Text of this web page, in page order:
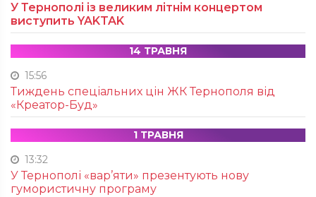
У Тернополі із великим літнім концертом
виступить YAKTAK
14 ТРАВНЯ
15:56
Тиждень спеціальних цін ЖК Тернополя від
«Креатор-Буд»
1 ТРАВНЯ
13:32
У Тернополі «вар’яти» презентують нову
гумористичну програму